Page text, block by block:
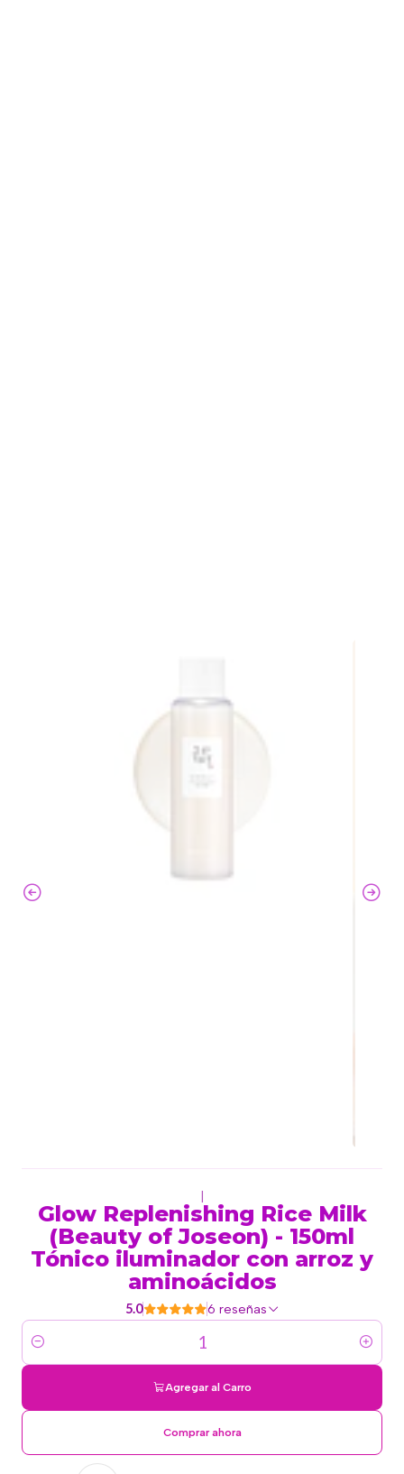
|
Glow Replenishing Rice Milk
(Beauty of Joseon) - 150ml
Tónico iluminador con arroz y
aminoácidos
5.0 6 reseñas
Cantidad
Agregar al Carro
Comprar ahora